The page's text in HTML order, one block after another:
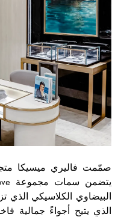
البيضاوي الكلاسيكي الذي
الذي يتيح أجواءً جمالية